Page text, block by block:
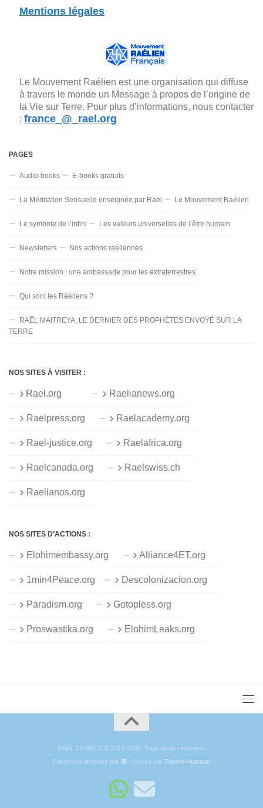
Mentions légales
Le Mouvement Raélien est une organisation qui diffuse
à travers le monde un Message à propos de l’origine de
la Vie sur Terre. Pour plus d’informations, nous contacter
: france_@_rael.org
PAGES
Audio-books E-books gratuits
La Méditation Sensuelle enseignée par Raël Le Mouvement Raélien
Le symbole de l’infini Les valeurs universelles de l’être humain
Newsletters Nos actions raéliennes
Notre mission : une ambassade pour les extraterrestres
Qui sont les Raéliens ?
RAËL MAITREYA, LE DERNIER DES PROPHÈTES ENVOYÉ SUR LA
TERRE
NOS SITES À VISITER :
Rael.org Raelianews.org
Raelpress.org Raelacademy.org
Rael-justice.org Raelafrica.org
Raelcanada.org Raelswiss.ch
Raelianos.org
NOS SITES D’ACTIONS :
Elohimembassy.org Alliance4ET.org
1min4Peace.org Descolonizacion.org
Paradism.org Gotopless.org
Proswastika.org ElohimLeaks.org
RAËL FRANCE © 2014-2026. Tous droits réservés.
Fièrement propulsé par
- Conçu parThème Hueman